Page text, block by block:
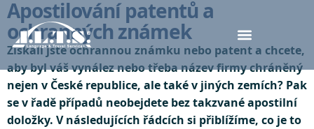
Apostilování patentů a
ochranných známek
Získali jste ochrannou známku nebo patent a chcete,
aby byl váš vynález nebo třeba název firmy chráněný
nejen v České republice, ale také v jiných zemích? Pak
se v řadě případů neobejdete bez takzvané apostilní
doložky. V následujících řádcích si přiblížíme, co je to